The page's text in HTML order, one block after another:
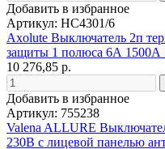
Добавить в избранное
Артикул: HC4301/6
Axolute Выключатель 2п
защиты 1 полюса 6А
10 276,85 р.
Добавить в избранное
Артикул: 755238
Valena ALLURE
230В с лицевой панелью